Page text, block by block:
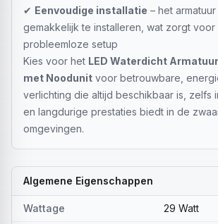
✔ Eenvoudige installatie – het
gemakkelijk te installeren, wat zorgt voor
probleemloze setup
Kies voor het LED Waterdicht
met Noodunit voor betrouwbare,
verlichting die altijd beschikbaar is, zelfs
en langdurige prestaties biedt in de
omgevingen.
Algemene Eigenschappen
Wattage 29 Watt